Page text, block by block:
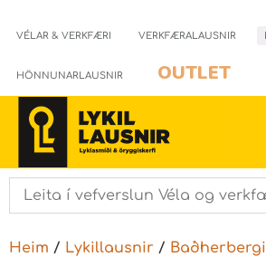
VÉLAR & VERKFÆRI VERKFÆRALAUSNIR
HÖNNUNARLAUSNIR OUTLET
Heim / Lykillausnir / Baðherbergi